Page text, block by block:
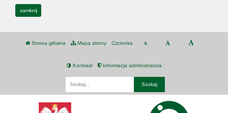
zamknij
Strona główna Mapa strony Czcionka
Kontrast Informacja administratora